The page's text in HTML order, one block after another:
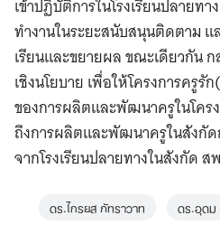
เข้าปฏิบัติการในโรงเรียนปลายท
ทำงานในระยะสนับสนุนติดตาม
เรียนและขยายผล ขณะเดียวกัน
เชิงนโยบาย เพื่อให้โครงการครู
ของการผลิตและพัฒนาครูในโคร
ถึงการผลิตและพัฒนาครูในสังกั
จากโรงเรียนปลายทางในสังกัด ส
ดร.ไกรยส ภัทราวาท ดร.อุดม